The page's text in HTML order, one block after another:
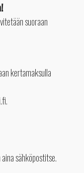
suoraan
kertamaksulla
sähköpostitse.